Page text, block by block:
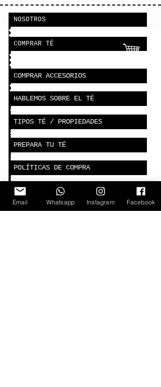
NOSOTROS
COMPRAR TÉ
COMPRAR ACCESORIOS
HABLEMOS SOBRE EL TÉ
TIPOS TÉ / PROPIEDADES
PREPARA TU TÉ
POLÍTICAS DE COMPRA
POLÍTICAS DE PRIVACIDAD
Email Whatsapp Instagram Facebook